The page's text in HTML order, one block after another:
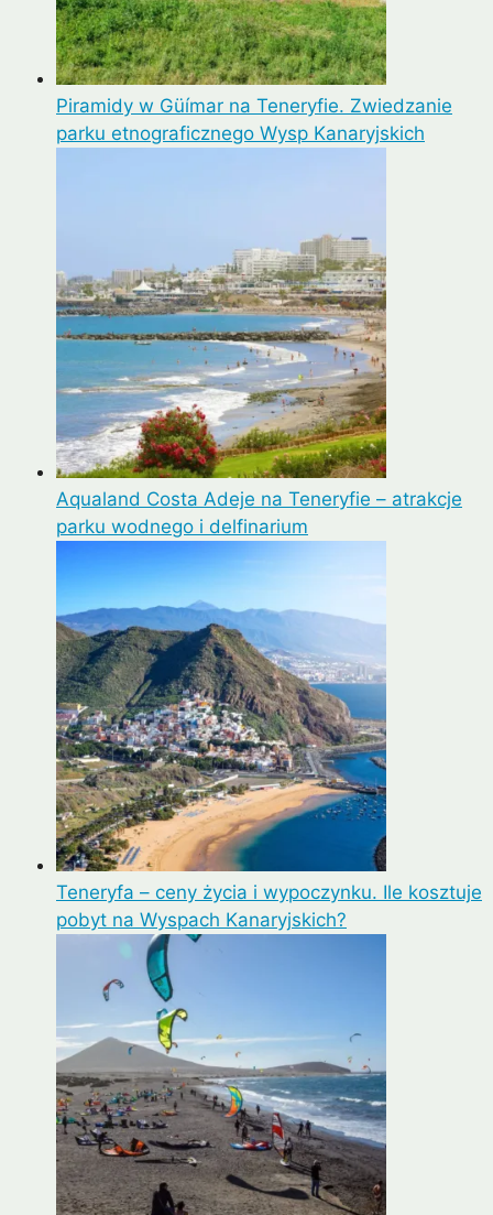
Piramidy w Güímar na Teneryfie. Zwiedzanie
parku etnograficznego Wysp Kanaryjskich
Aqualand Costa Adeje na Teneryfie – atrakcje
parku wodnego i delfinarium
Teneryfa – ceny życia i wypoczynku. Ile kosztuje
pobyt na Wyspach Kanaryjskich?